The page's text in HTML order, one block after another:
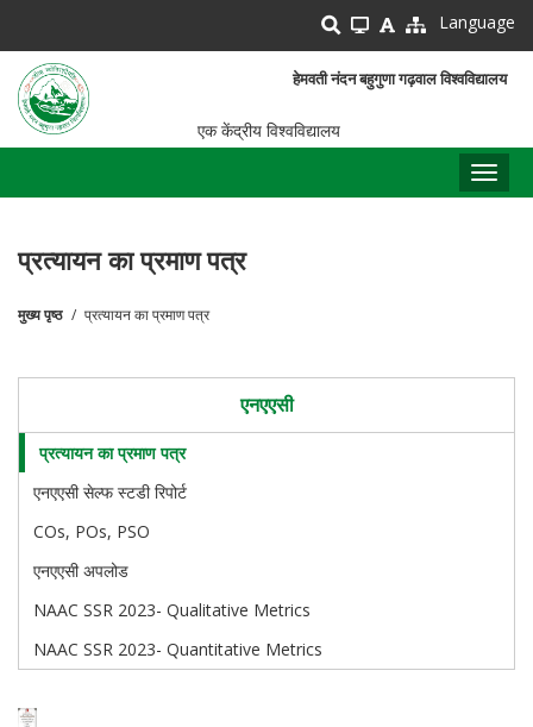
main
content
Language
हेमवती नंदन बहुगुणा गढ़वाल विश्वविद्यालय
एक केंद्रीय विश्वविद्यालय
प्रत्यायन का प्रमाण पत्र
मुख्य पृष्ठ प्रत्यायन का प्रमाण पत्र
एनएएसी
प्रत्यायन का प्रमाण पत्र
एनएएसी सेल्फ स्टडी रिपोर्ट
COs, POs, PSO
एनएएसी अपलोड
NAAC SSR 2023- Qualitative Metrics
NAAC SSR 2023- Quantitative Metrics